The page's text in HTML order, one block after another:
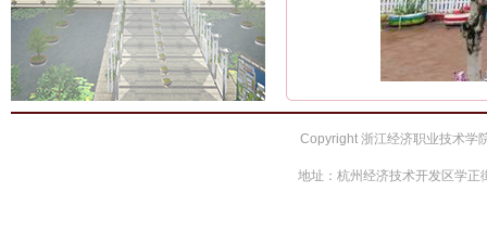
Copyright 浙江经济职业技术学
地址：杭州经济技术开发区学